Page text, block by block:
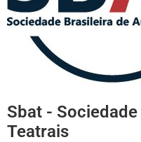
Sbat -
Teatrais